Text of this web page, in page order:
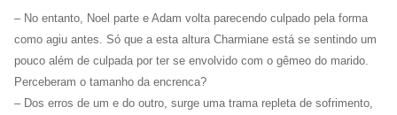
– No entanto, Noel parte e Adam volta parecendo culpado pela forma
como agiu antes. Só que a esta altura Charmiane está se sentindo um
pouco além de culpada por ter se envolvido com o gêmeo do marido.
Perceberam o tamanho da encrenca?
– Dos erros de um e do outro, surge uma trama repleta de sofrimento,